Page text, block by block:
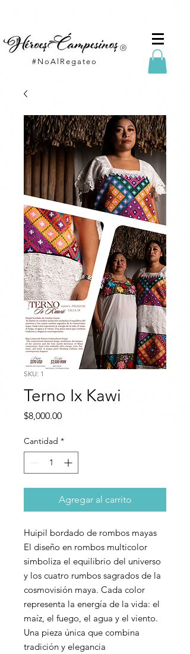
#NoAlRegateo
SKU: 1
Terno Ix Kawi
$8,000.00Precio
Cantidad *
Agregar al carrito
Huipil bordado de rombos mayas
El diseño en rombos multicolor
simboliza el equilibrio del universo
y los cuatro rumbos sagrados de la
cosmovisión maya. Cada color
representa la energía de la vida: el
maíz, el fuego, el agua y el viento.
Una pieza única que combina
tradición y elegancia